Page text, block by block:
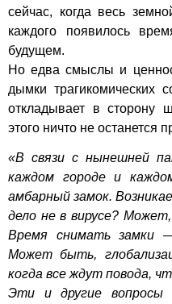
сейчас, когда весь
каждого появилось
будущем.
Но едва смыслы и
дымки трагикомических
откладывает в сторону
этого ничто не останется
«В связи с нынешней
каждом городе и
амбарный замок.
дело не в вирусе?
Время снимать замки
Может быть,
когда все ждут повода,
Эти и другие